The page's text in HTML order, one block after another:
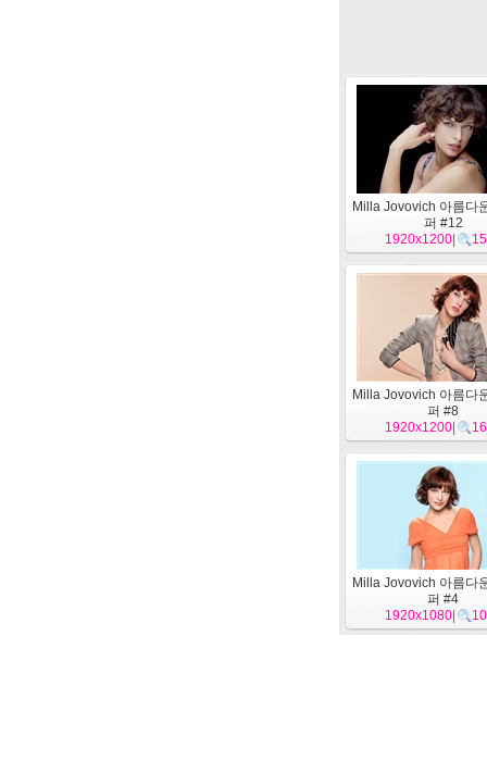
Milla Jovovich 아름다
퍼 #12
1920x1200
Milla Jovovich 아름다
퍼 #8
1920x1200
Milla Jovovich 아름다
퍼 #4
1920x1080